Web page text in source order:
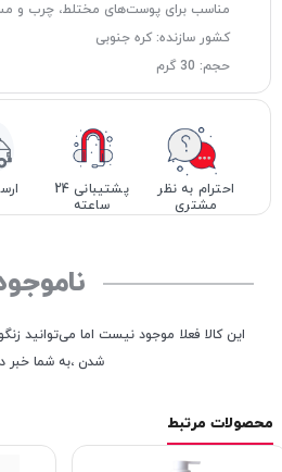
مناسب برای پوست‌های مختلط، چرب و
کشور سازنده: کره جنوبی
حجم: 30 گرم
احترام به نظر
مشتری
پشتیبانی 24
ساعته
این کالا فعلا موجود نیست اما می‌توانید
شدن ،به شما خبر
محصولات مرتبط